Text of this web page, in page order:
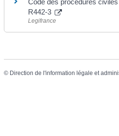
Code des procédures
R442-3
Legifrance
© Direction de l'information légale et